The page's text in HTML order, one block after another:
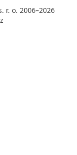
r. o. 2006–2026